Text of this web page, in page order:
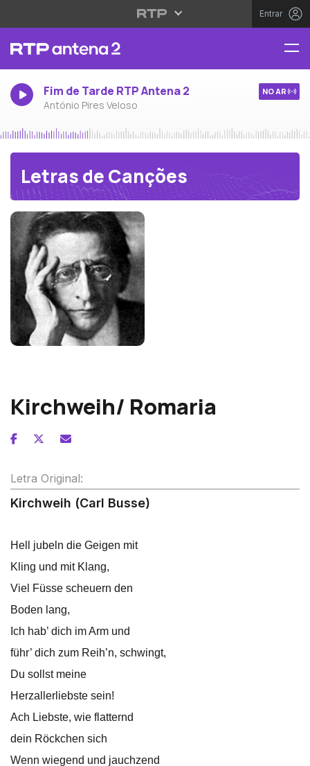
Entrar
Fim de Tarde RTP Antena 2
António Pires Veloso
NO AR
Letras de Canções
Kirchweih/ Romaria
Letra Original:
Kirchweih (Carl Busse)
Hell jubeln die Geigen mit
Kling und mit Klang,
Viel Füsse scheuern den
Boden lang,
Ich hab’ dich im Arm und
führ’ dich zum Reih’n, schwingt,
Du sollst meine
Herzallerliebste sein!
Ach Liebste, wie flatternd
dein Röckchen sich
Wenn wiegend und jauchzend